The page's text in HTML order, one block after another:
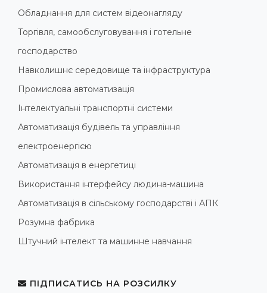
Обладнання для систем відеонагляду
Торгівля, самообслуговування і готельне
господарство
Навколишнє середовище та інфраструктура
Промислова автоматизація
Інтелектуальні транспортні системи
Автоматизація будівель та управління
електроенергією
Автоматизація в енергетиці
Використання інтерфейсу людина-машина
Автоматизація в сільському господарстві і АПК
Розумна фабрика
Штучний інтелект та машинне навчання
ПІДПИСАТИСЬ НА РОЗСИЛКУ